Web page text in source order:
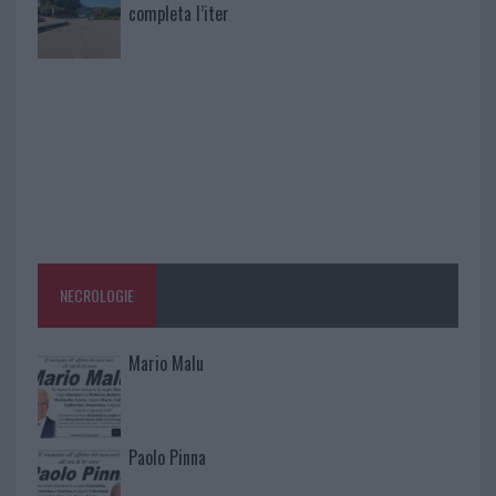
completa l’iter
NECROLOGIE
Mario Malu
Paolo Pinna